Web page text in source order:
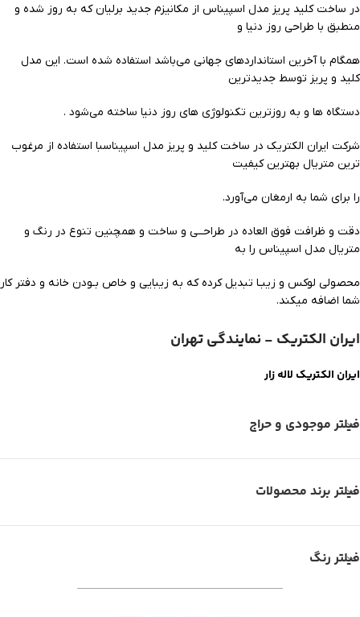
فیلتر موجودی و حراج
فیلتر برند محصولات
فیلتر رنگ
در ساخت کلید پریز مدل اسپیناس از مکانیزم جدید برلیان که به روز شده و
منطبق با طراحی روز دنیا و
همگام با آخرین استانداردهای جهانی می‌باشد استفاده شده است. این مدل
کلید و پریز توسط جدیدترین
دستگاه ها و به روزترین تکنولوژی های روز دنیا ساخته می‌شود .
شرکت ایران الکتریک در ساخت کلید و پریز مدل اسپیناسبا استفاده از مرغوب
ترین متریال بهترین کیفیت
را برای شما به ارمغان می‌آورد.
دقت و ظرافت فوق العاده در طراحــی و ساخت و همچنین تنوع در رنگ و
متریال مدل اسپیناس را به
محصولی لوکس و زیبـا تبدیل کرده که به زیبایی و خاص بـودن خانه و دفتر کار
شما اضافه میکند.
ایران الکتریک - نمایندگی تهران
ایران الکتریک لاله زار